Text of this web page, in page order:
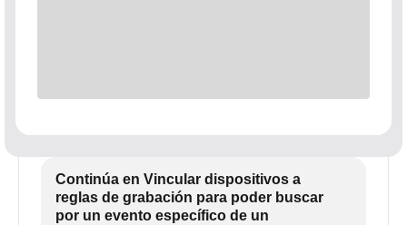
Continúa en Vincular dispositivos a
reglas de grabación para poder buscar
por un evento específico de un